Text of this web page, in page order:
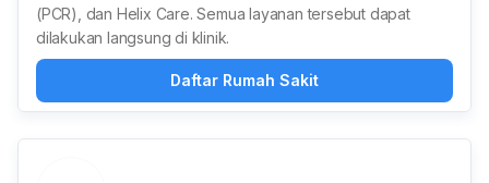
(PCR), dan Helix Care. Semua layanan tersebut dapat
dilakukan langsung di klinik.
Daftar Rumah Sakit